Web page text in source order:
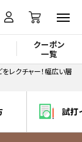
クーポン
一覧
レクチャー！幅広い層
試打